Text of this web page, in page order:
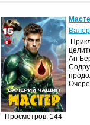
Просмотров: 144
Ан